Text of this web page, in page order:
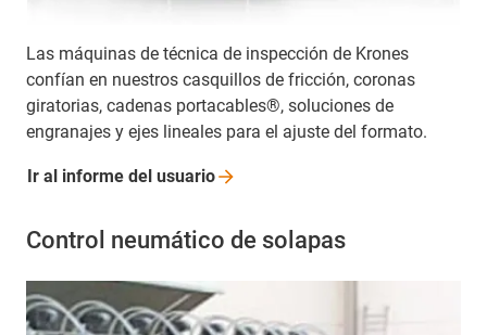
Las máquinas de técnica de inspección de Krones
confían en nuestros casquillos de fricción, coronas
giratorias, cadenas portacables®, soluciones de
engranajes y ejes lineales para el ajuste del formato.
Ir al informe del usuario
Control neumático de solapas